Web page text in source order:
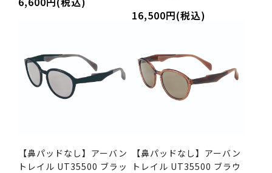
16,500円(税込)
【鼻パッドなし】アーバン
トレイル UT35500 ブラッ
【鼻パッドなし】アーバン
トレイル UT35500 ブラウ